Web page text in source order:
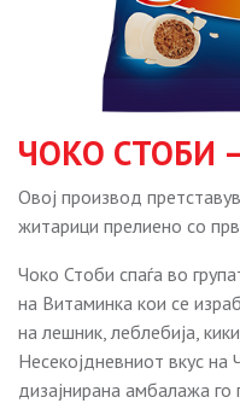
ЧОКО СТОБИ
Овој производ
житарици прелиено со
Чоко Стоби спаѓа во
на Витаминка кои се
на лешник, леблебија,
Несекојдневниот вкус
дизајнирана амбалажа го